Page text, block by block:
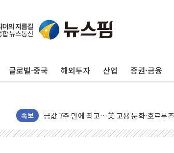
글로벌·중국 해외투자 산업 증권·금융
속보
구광모, 내주 실리콘밸리서 젠슨 황 재회…
뉴욕증시 개장 전 특징주...모더나·아이
뉴욕증시 프리뷰, 미 주가선물 AI주 차익
청와대, 북한 단거리 탄도미사일 발사에 긴
[인도증시] 중동 긴장 완화에 실적 호조까지
러, 1인칭시점 드론으로 우크라 민간인 '